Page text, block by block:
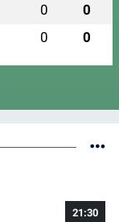
0 0
0 0
21:30